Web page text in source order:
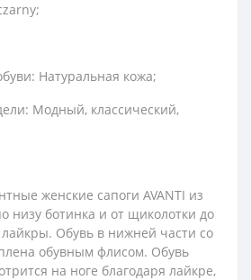
Натуральная кожа;
Модный, классический,
женские сапоги AVANTI из
низу ботинка и от щиколотки до
Обувь в нижней части со
обувным флисом. Обувь
на ноге благодаря лайкре,